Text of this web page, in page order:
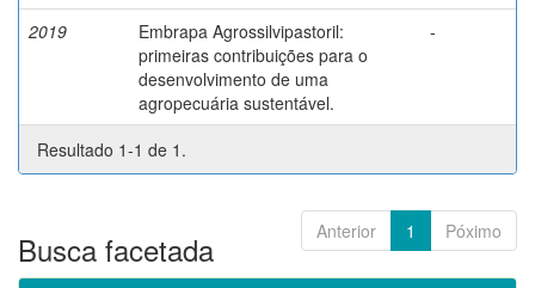
2019
Embrapa Agrossilvipastoril:
primeiras contribuições para o
desenvolvimento de uma
agropecuária sustentável.
-
Resultado 1-1 de 1.
Anterior 1 Póximo
Busca facetada